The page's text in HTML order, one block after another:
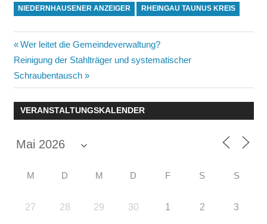
NIEDERNHAUSENER ANZEIGER RHEINGAU TAUNUS KREIS
Beitragsnavigation
Vorheriger
Beitrag:
Wer leitet die Gemeindeverwaltung?
Nächster
Beitrag:
Reinigung der Stahlträger und systematischer
Schraubentausch
VERANSTALTUNGSKALENDER
M D M D F S S
27 28 29 30 1 2 3